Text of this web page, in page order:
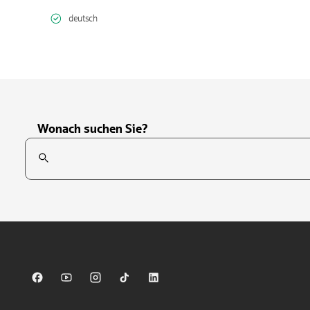
deutsch
Wonach suchen Sie?
Suchfeld
Sparkasse auf Facebook
Sparkasse auf Youtube
Sparkasse auf Instagram
Sparkasse auf TikTok
Sparkasse auf LinkedIn